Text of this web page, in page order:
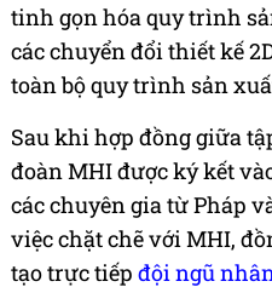
tinh gọn hóa quy trình
các chuyển đổi thiết kế
toàn bộ quy trình sản
Sau khi hợp đồng giữa
đoàn MHI được ký kết
các chuyên gia từ Pháp
việc chặt chẽ với MHI,
tạo trực tiếp đội ngũ